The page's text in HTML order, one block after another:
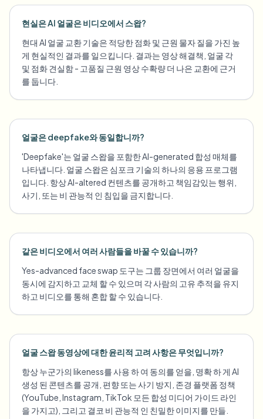
현실은 AI 얼굴은 비디오에서 스왑?
현대 AI 얼굴 교환 기술은 적당한 점화 및 근원 물자 질을 가진 높
게 현실적인 결과를 일으킵니다. 결과는 영상 해결책, 얼굴 각
및 점화 견실함 - 고품질 근원 영상 수확량 더 나은 교환에 근거
를 둡니다.
얼굴은 deepfake와 동일합니까?
'Deepfake'는 얼굴 스왑을 포함한 AI-generated 합성 매체를
나타냅니다. 얼굴 스왑은 심포크 기술의 하나의 응용 프로그램
입니다. 항상 AI-altered 컨텐츠를 공개하고 책임감있는 행위,
사기, 또는 비 관능적 인 침입을 금지합니다.
같은 비디오에서 여러 사람들을 바꿀 수 있습니까?
Yes-advanced face swap 도구는 그룹 장면에서 여러 얼굴을
동시에 감지하고 교체 할 수 있으며 각 사람의 고유 추적을 유지
하고 비디오를 통해 혼합 할 수 있습니다.
얼굴 스왑 동영상에 대한 윤리적 고려 사항은 무엇입니까?
항상 누군가의 likeness를 사용 하 여 동의를 얻을, 명확 하 게 AI
생성 된 콘텐츠를 공개, 편향 또는 사기 방지, 존경 플랫폼 정책
(YouTube, Instagram, TikTok 모든 합성 미디어 가이드 라인
을 가지고), 그리고 결코 비 관능적 인 친밀한 이미지를 만들.